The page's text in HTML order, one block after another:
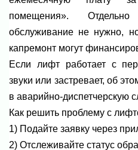
помещения».
обслуживание не нужно,
капремонт могут
Если лифт работает с
звуки или застревает, об
в аварийно-диспетчерскую
Как решить проблему с
1) Подайте заявку через
2) Отслеживайте статус